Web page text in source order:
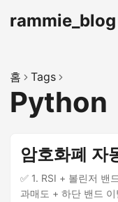
rammie_blog
홈 Tags
Python
암호화폐 자
✅ 1. RSI + 볼린저 밴
과매도 + 하단 밴드